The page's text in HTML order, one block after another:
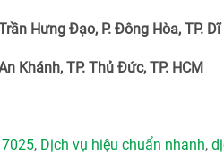
Hưng Đạo, P. Đông Hòa, TP.
Khánh, TP. Thủ Đức, TP. HCM
, Dịch vụ hiệu chuẩn nhanh,